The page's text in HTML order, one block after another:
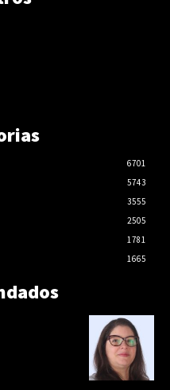
6701
5743
3555
2505
1781
1665